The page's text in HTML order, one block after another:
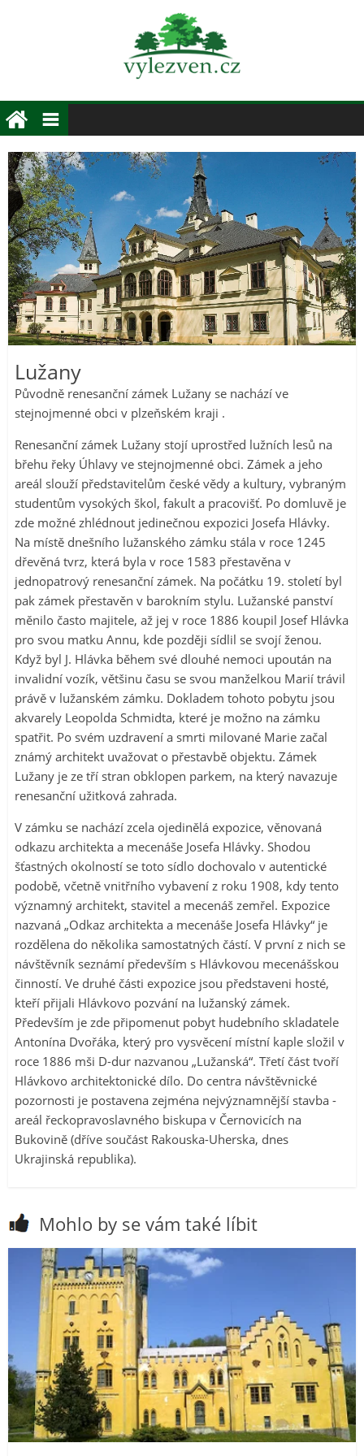
Lužany
Původně renesanční zámek Lužany se nachází ve
stejnojmenné obci v plzeňském kraji .
Renesanční zámek Lužany stojí uprostřed lužních lesů na
břehu řeky Úhlavy ve stejnojmenné obci. Zámek a jeho
areál slouží představitelům české vědy a kultury, vybraným
studentům vysokých škol, fakult a pracovišť. Po domluvě je
zde možné zhlédnout jedinečnou expozici Josefa Hlávky.
Na místě dnešního lužanského zámku stála v roce 1245
dřevěná tvrz, která byla v roce 1583 přestavěna v
jednopatrový renesanční zámek. Na počátku 19. století byl
pak zámek přestavěn v barokním stylu. Lužanské panství
měnilo často majitele, až jej v roce 1886 koupil Josef Hlávka
pro svou matku Annu, kde později sídlil se svojí ženou.
Když byl J. Hlávka během své dlouhé nemoci upoután na
invalidní vozík, většinu času se svou manželkou Marií trávil
právě v lužanském zámku. Dokladem tohoto pobytu jsou
akvarely Leopolda Schmidta, které je možno na zámku
spatřit. Po svém uzdravení a smrti milované Marie začal
známý architekt uvažovat o přestavbě objektu. Zámek
Lužany je ze tří stran obklopen parkem, na který navazuje
renesanční užitková zahrada.
V zámku se nachází zcela ojedinělá expozice, věnovaná
odkazu architekta a mecenáše Josefa Hlávky. Shodou
šťastných okolností se toto sídlo dochovalo v autentické
podobě, včetně vnitřního vybavení z roku 1908, kdy tento
významný architekt, stavitel a mecenáš zemřel. Expozice
nazvaná „Odkaz architekta a mecenáše Josefa Hlávky“ je
rozdělena do několika samostatných částí. V první z nich se
návštěvník seznámí především s Hlávkovou mecenášskou
činností. Ve druhé části expozice jsou představeni hosté,
kteří přijali Hlávkovo pozvání na lužanský zámek.
Především je zde připomenut pobyt hudebního skladatele
Antonína Dvořáka, který pro vysvěcení místní kaple složil v
roce 1886 mši D-dur nazvanou „Lužanská“. Třetí část tvoří
Hlávkovo architektonické dílo. Do centra návštěvnické
pozornosti je postavena zejména nejvýznamnější stavba -
areál řeckopravoslavného biskupa v Černovicích na
Bukovině (dříve součást Rakouska-Uherska, dnes
Ukrajinská republika).
Mohlo by se vám také líbit